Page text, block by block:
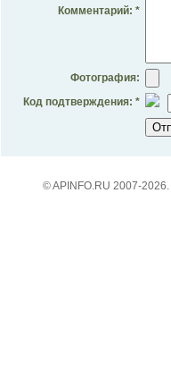
Комментарий: *
Фотография:
Код подтверждения: *
© APINFO.RU 2007-